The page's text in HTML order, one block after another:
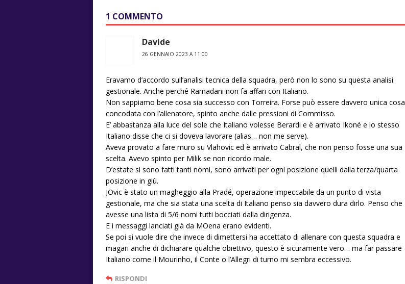
1 COMMENTO
Davide
26 GENNAIO 2023 A 11:00
Eravamo d’accordo sull’analisi tecnica della squadra, però non lo sono su questa analisi
gestionale. Anche perché Ramadani non fa affari con Italiano.
Non sappiamo bene cosa sia successo con Torreira. Forse può essere davvero unica cosa
concodata con l’allenatore, spinto anche dalle pressioni di Commisso.
E’ abbastanza alla luce del sole che Italiano volesse Berardi e è arrivato Ikoné e lo stesso
Italiano disse che ci si doveva lavorare (alias… non me serve).
Aveva provato a fare muro su Vlahovic ed è arrivato Cabral, che non penso fosse una sua
scelta. Avevo spinto per Milik se non ricordo male.
D’estate si sono fatti tanti nomi, sono arrivati per ogni posizione quelli dalla terza/quarta
posizione in giù.
JOvic è stato un magheggio alla Pradé, operazione impeccabile da un punto di vista
gestionale, ma che sia stata una scelta di Italiano penso sia davvero dura dirlo. Penso che
avesse una lista di 5/6 nomi tutti bocciati dalla dirigenza.
E i messaggi lanciati già da MOena erano evidenti.
Se poi si vuole dire che invece di dimettersi ha accettato di allenare con questa squadra e
magari anche di dichiarare qualche obiettivo, questo è sicuramente vero… ma far passare
Italiano come il Mourinho, il Conte o l’Allegri di turno mi sembra eccessivo.
RISPONDI